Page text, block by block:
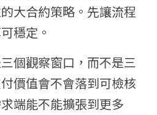
大合約策略。先讓流程
穩定。
個觀察窗口，而不是三
價值會不會落到可檢核
端能不能擴張到更多